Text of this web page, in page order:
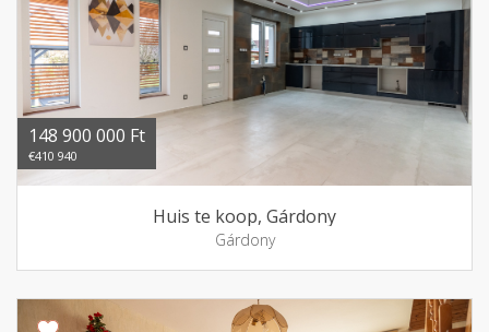
148 900 000 Ft
€410 940
Huis te koop, Gárdony
Gárdony